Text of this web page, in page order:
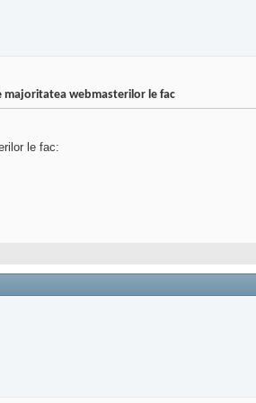
majoritatea webmasterilor le fac
le fac: